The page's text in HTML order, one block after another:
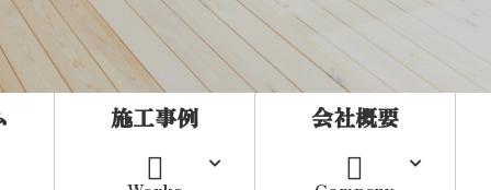
施工事例 会社概要